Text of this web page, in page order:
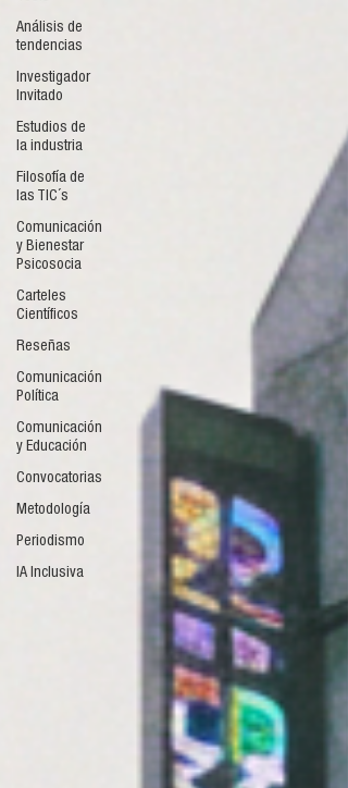
Análisis de
tendencias
Investigador
Invitado
Estudios de
la industria
Filosofía de
las TIC´s
Comunicación
y Bienestar
Psicosocia
Carteles
Científicos
Reseñas
Comunicación
Política
Comunicación
y Educación
Convocatorias
Metodología
Periodismo
IA Inclusiva